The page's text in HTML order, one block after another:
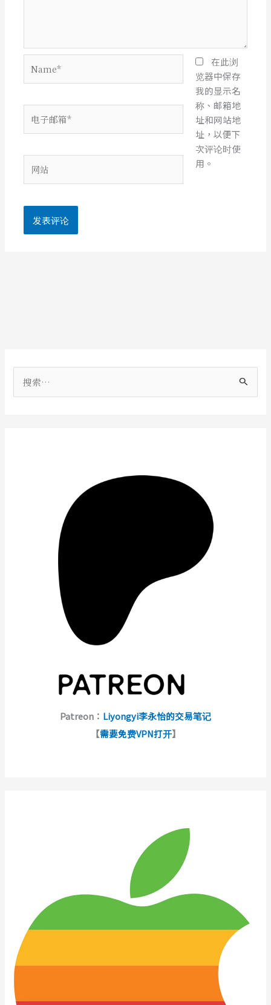
子
箱
站
在此浏
览器中保存
我的显示名
称、邮箱地
址和网站地
址，以便下
次评论时使
用。
Patreon： Liyongyi李永怡的交易笔记
【需要免费VPN打开】